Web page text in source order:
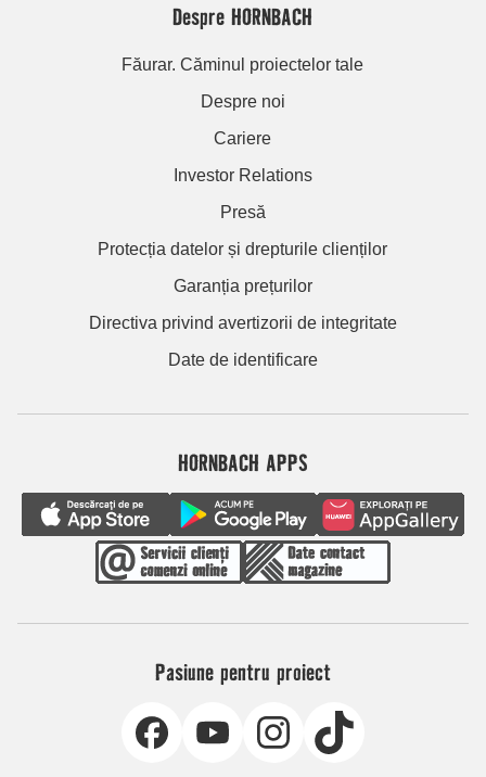
Despre HORNBACH
Făurar. Căminul proiectelor tale
Despre noi
Cariere
Investor Relations
Presă
Protecția datelor și drepturile clienților
Garanția prețurilor
Directiva privind avertizorii de integritate
Date de identificare
HORNBACH APPS
Pasiune pentru proiect